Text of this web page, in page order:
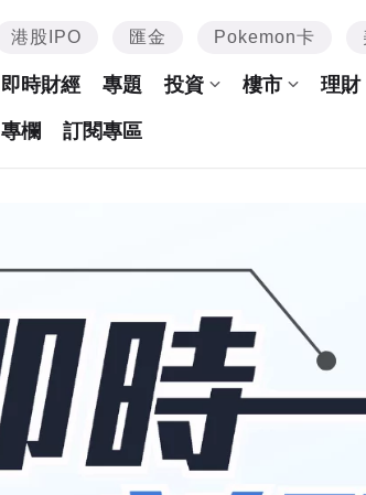
港股IPO 匯金 Pokemon卡
即時財經 專題 投資 樓市 理財
專欄 訂閱專區